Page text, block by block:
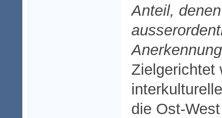
Anteil,
Zielgerichtet
die Ost-